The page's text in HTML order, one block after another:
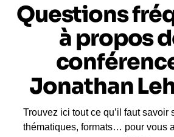
Questions
à propos
Jonathan
Trouvez ici tout ce qu’il faut savoir
thématiques, formats… pour vous